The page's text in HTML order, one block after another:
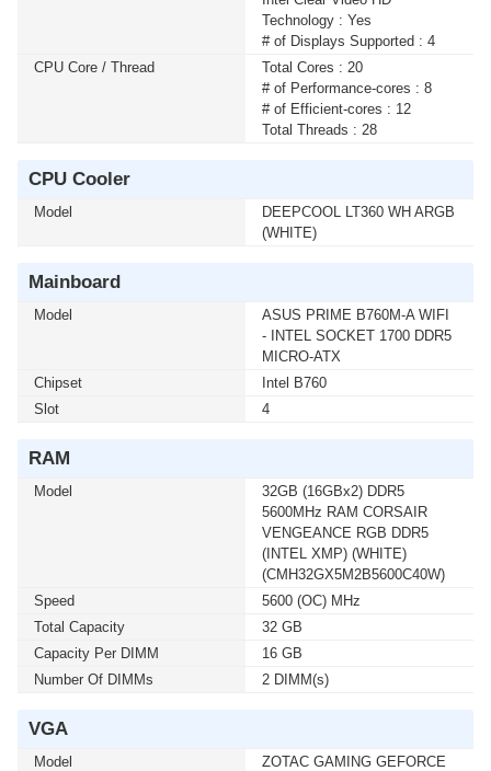
โมชั่นนี้ ติดต่อ 02-017-4444Technology : Yes
# of Displays Supported : 4
CPU Core / Thread
Total Cores : 20
# of Performance-cores : 8
# of Efficient-cores : 12
Total Threads : 28
CPU Cooler
Model
DEEPCOOL LT360 WH ARGB
(WHITE)
Mainboard
Model
ASUS PRIME B760M-A WIFI
- INTEL SOCKET 1700 DDR5
MICRO-ATX
Chipset
Intel B760
Slot
4
RAM
Model
32GB (16GBx2) DDR5
5600MHz RAM CORSAIR
VENGEANCE RGB DDR5
(INTEL XMP) (WHITE)
(CMH32GX5M2B5600C40W)
Speed
5600 (OC) MHz
Total Capacity
32 GB
Capacity Per DIMM
16 GB
Number Of DIMMs
2 DIMM(s)
VGA
Model
ZOTAC GAMING GEFORCE